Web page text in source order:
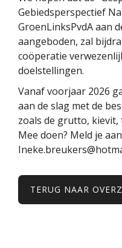
Gebiedsperspectief
GroenLinksPvdA aan
aangeboden, zal
coöperatie
doelstellingen.
Vanaf voorjaar 2026
aan de slag met de
zoals de grutto,
Mee doen? Meld je
TERUG NAAR